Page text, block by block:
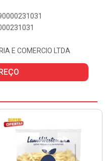
E COMERCIO LTDA